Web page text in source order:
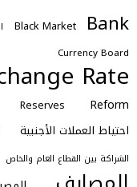
Bank
Black Market
Currency Board
Rate
Reform
Reserves
احتياط العملات الأجنبية
الشراكة بين القطاع العام والخاص